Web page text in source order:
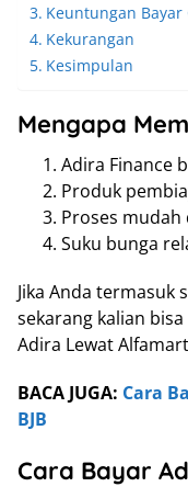
Keuntungan
Kekurangan
Kesimpulan
Mengapa
Adira Finance
Produk
Proses mudah
Suku bunga
Jika Anda termasuk
sekarang kalian
Adira Lewat
BACA JUGA: Cara
BJB
Cara Bayar